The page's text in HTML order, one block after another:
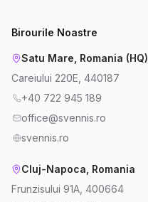
Birourile Noastre
Satu Mare, Romania (HQ)
Careiului 220E, 440187
+40 722 945 189
office@svennis.ro
svennis.ro
Cluj-Napoca, Romania
Frunzisului 91A, 400664